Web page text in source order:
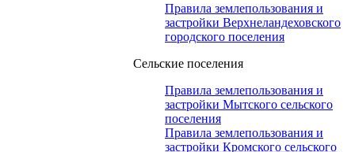
Правила землепользования и
застройки Верхнеландеховского
городского поселения
Сельские поселения
Правила землепользования и
застройки Мытского сельского
поселения
Правила землепользования и
застройки Кромского сельского